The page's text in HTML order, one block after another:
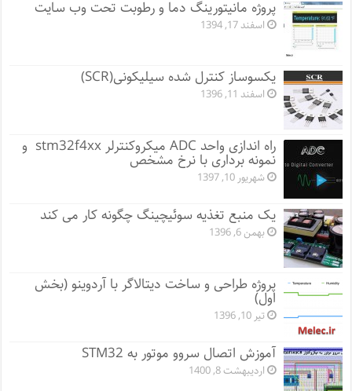
پروژه مانيتورينگ دما و رطوبت تحت وب سایت
اسفند 17, 1394
یکسوساز کنترل شده سیلیکونی(SCR)
اسفند 11, 1396
راه اندازی واحد ADC میکروکنترلر stm32f4xx و
نمونه برداری با نرخ مشخص
شهریور 10, 1397
یک منبع تغذیه سوئیچینگ چگونه کار می کند
بهمن 6, 1396
پروژه طراحی و ساخت دیتالاگر با آردوینو (بخش
اول)
تیر 10, 1396
آموزش اتصال سروو موتور به STM32
اردیبهشت 8, 1400